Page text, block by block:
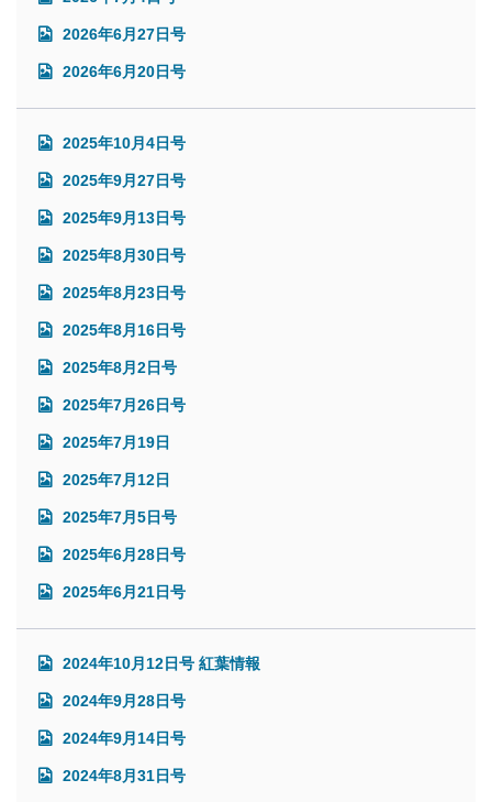
2026年6月27日号
2026年6月20日号
2025年10月4日号
2025年9月27日号
2025年9月13日号
2025年8月30日号
2025年8月23日号
2025年8月16日号
2025年8月2日号
2025年7月26日号
2025年7月19日
2025年7月12日
2025年7月5日号
2025年6月28日号
2025年6月21日号
2024年10月12日号 紅葉情報
2024年9月28日号
2024年9月14日号
2024年8月31日号